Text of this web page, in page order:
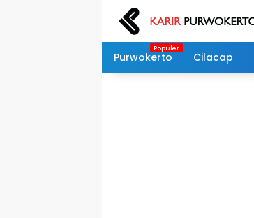
Purwokerto Cilacap